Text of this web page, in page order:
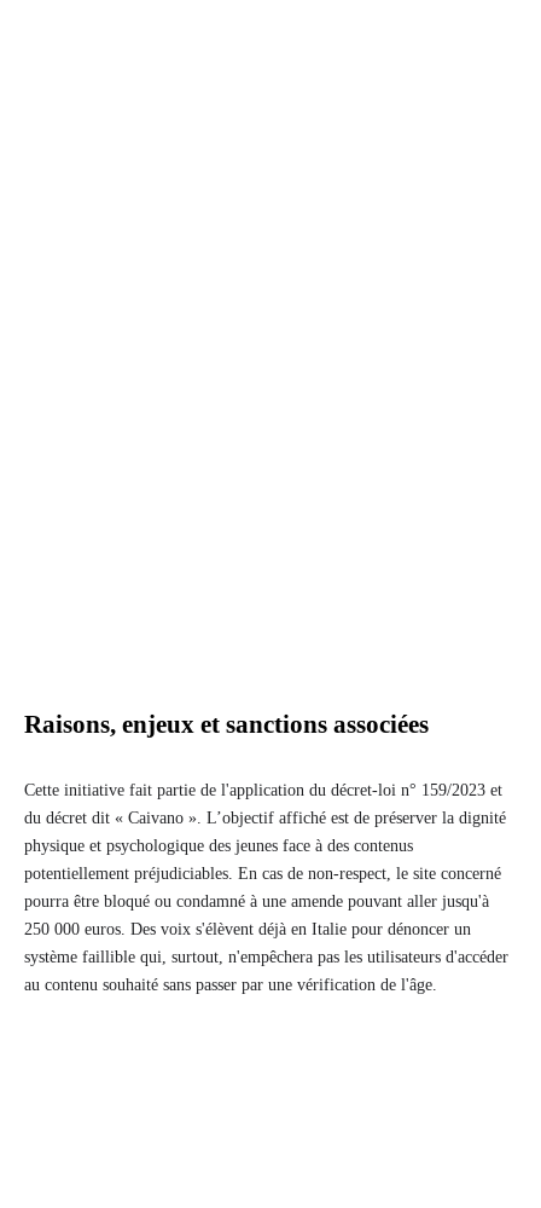
Raisons, enjeux et sanctions associées
Cette initiative fait partie de l'application du décret-loi n° 159/2023 et
du décret dit « Caivano ». L’objectif affiché est de préserver la dignité
physique et psychologique des jeunes face à des contenus
potentiellement préjudiciables. En cas de non-respect, le site concerné
pourra être bloqué ou condamné à une amende pouvant aller jusqu'à
250 000 euros. Des voix s'élèvent déjà en Italie pour dénoncer un
système faillible qui, surtout, n'empêchera pas les utilisateurs d'accéder
au contenu souhaité sans passer par une vérification de l'âge.